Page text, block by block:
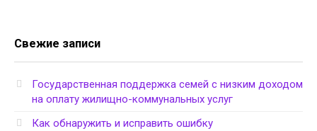
Свежие записи
Государственная поддержка семей с низким доходом
на оплату жилищно-коммунальных услуг
Как обнаружить и исправить ошибку